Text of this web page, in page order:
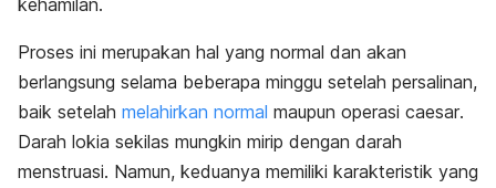
Proses ini merupakan hal yang normal dan akan
berlangsung selama beberapa minggu setelah persalinan,
baik setelah melahirkan normal maupun operasi caesar.
Darah lokia sekilas mungkin mirip dengan darah
menstruasi. Namun, keduanya memiliki karakteristik yang